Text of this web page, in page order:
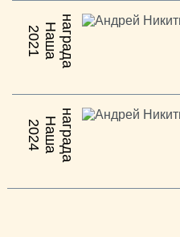
2021 Н
а
ш
ан
а
г
р
а
да
2024 Н
а
ш
ан
а
г
р
а
да